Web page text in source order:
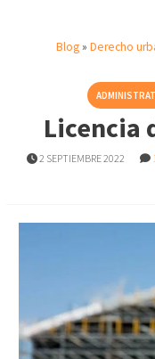
Blog» Derecho
Licencia
2 SEPTIEMBRE 2022